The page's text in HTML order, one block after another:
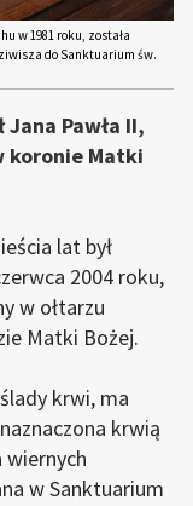
w 1981 roku, została
do Sanktuarium św.
Pawła II,
koronie Matki
lat był
2004 roku,
w ołtarzu
Matki Bożej.
krwi, ma
krwią
wiernych
w Sanktuarium